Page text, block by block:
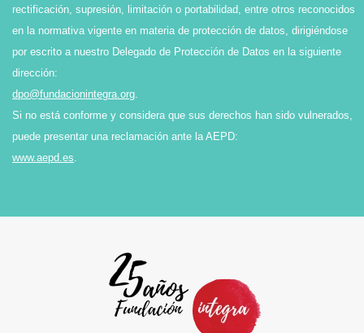
rectificación, supresión, limitación o portabilidad, entre otros reconocidos
en la normativa vigente en materia de protección de datos, dirigiéndose
por escrito a nuestro Delegado de Protección de Datos en la siguiente
dirección:
dpo@fundacionintegra.org
Si no está conforme y considera que sus derechos han sido vulnerados,
puede presentar una reclamación ante la AEPD:
www.aepd.es